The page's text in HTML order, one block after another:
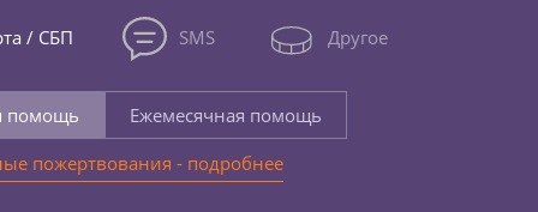
/ СБП SMS Другое
помощь
Ежемесячная помощь
пожертвования - подробнее